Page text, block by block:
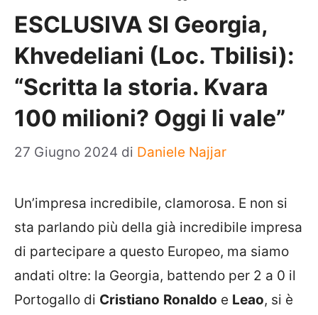
ESCLUSIVA SI Georgia,
Khvedeliani (Loc. Tbilisi):
“Scritta la storia. Kvara
100 milioni? Oggi li vale”
27 Giugno 2024 di Daniele Najjar
Un’impresa incredibile, clamorosa. E non si
sta parlando più della già incredibile impresa
di partecipare a questo Europeo, ma siamo
andati oltre: la Georgia, battendo per 2 a 0 il
Portogallo di Cristiano Ronaldo e Leao, si è